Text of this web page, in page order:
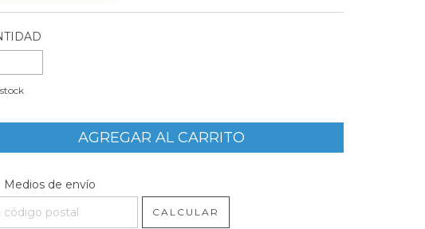
para el CP:
Medios de envío
CALCULAR